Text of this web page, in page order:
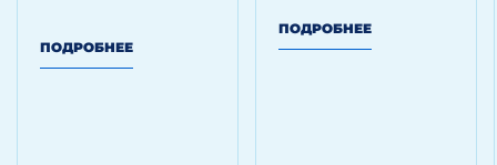
Документы, подтверждающие наличие
основания для получения
инвестиционного налогового кредита
ПОДРОБНЕЕ
ПОДРОБНЕЕ